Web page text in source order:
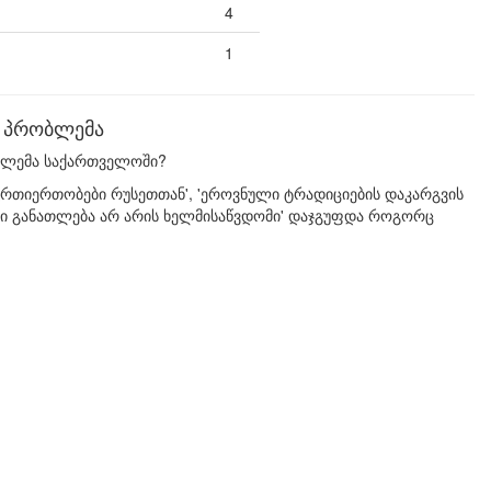
4
1
პრობლემა
საქართველოში?
რუსეთთან', 'ეროვნული ტრადიციების დაკარგვის
განათლება არ არის ხელმისაწვდომი' დაჯგუფდა როგორც